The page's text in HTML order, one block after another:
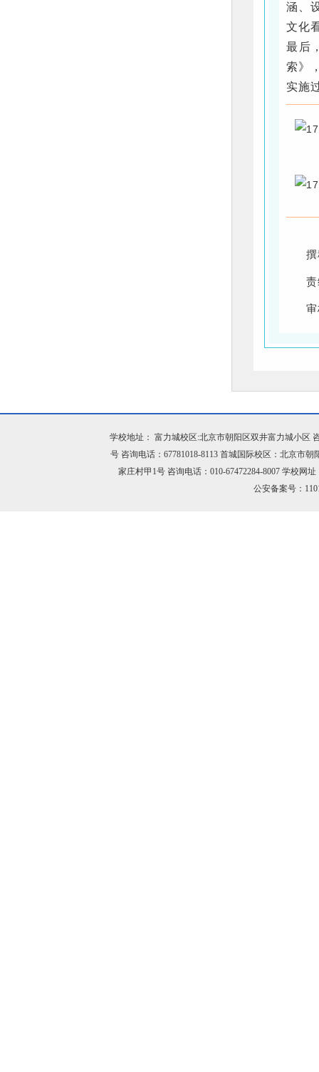
涵、
文化
最后
索》
实施
学校地址： 富力城校区:北京市朝阳区双井富力城小区
号 咨询电话：67781018-8113 首城国际校区：北京市
家庄村甲1号 咨询电话：010-67472284-8007 学校网
公安备案号：